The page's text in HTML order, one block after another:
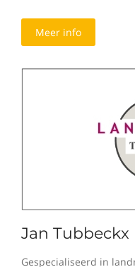
Meer info
Jan Tubbeckx
Gespecialiseerd in